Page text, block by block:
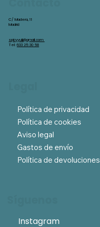
Instagram
Política de privacidad
Política de cookies
Aviso legal
Gastos de envío
Política de devoluciones
C/ Madera, 11
Madrid
spicyyuli@gmail.com
Tel:633 25 30 58